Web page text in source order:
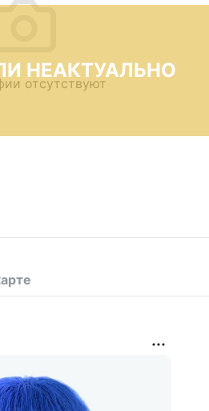
НЕАКТУАЛЬНО
отсутствуют